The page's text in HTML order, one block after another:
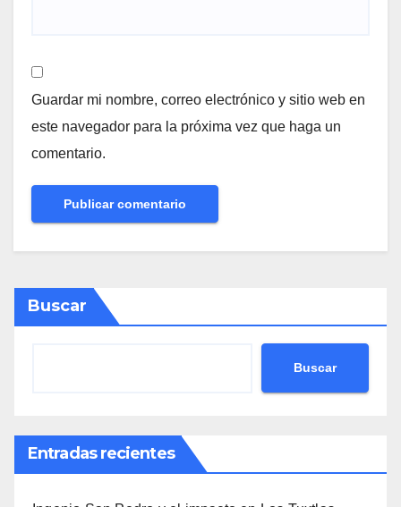
Guardar mi nombre, correo electrónico y sitio web en
este navegador para la próxima vez que haga un
comentario.
Buscar
Buscar
Entradas recientes